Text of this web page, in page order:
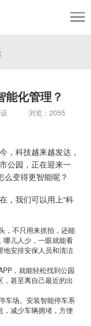
能化管理？
设 浏览：2055
，科技越来越发达，
公园，正在迎来一
么变得更智能呢？
，我们可以用上“科
，不只用来抓拍，还能
哪儿人少，一眼就能看
地安排安保人员和清洁
，就能轻松找到公园
甚至离自己最近的出
车场。安装智能停车系
减少车辆拥堵，方便